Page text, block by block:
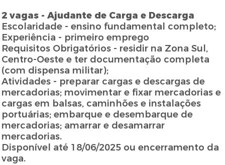
2 vagas - Ajudante de Carga e Descarga
Escolaridade - ensino fundamental completo;
Experiência - primeiro emprego
Requisitos Obrigatórios - residir na Zona Sul,
Centro-Oeste e ter documentação completa
(com dispensa militar);
Atividades - preparar cargas e descargas de
mercadorias; movimentar e fixar mercadorias e
cargas em balsas, caminhões e instalações
portuárias; embarque e desembarque de
mercadorias; amarrar e desamarrar
mercadorias.
Disponível até 18/06/2025 ou encerramento da
vaga.